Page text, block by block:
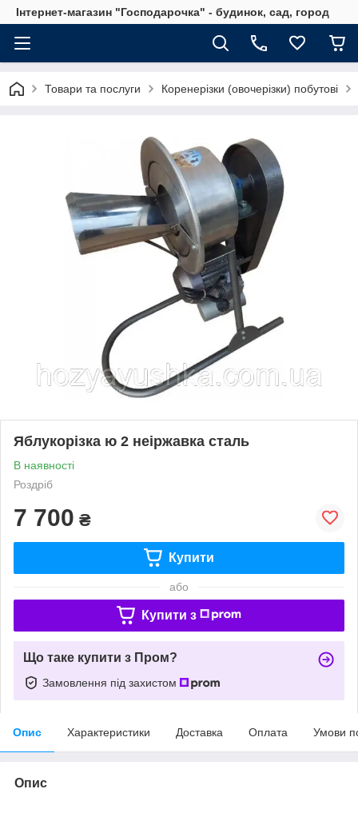
Інтернет-магазин "Господарочка" - будинок, сад, город
Товари та послуги Коренерізки (овочерізки) побутові
Яблукорізка ю 2 неіржавка сталь
В наявності
Роздріб
7 700 ₴
Купити
або
Купити з
Що таке купити з Пром?
Замовлення під захистом
Опис Характеристики Доставка Оплата Умови
Опис